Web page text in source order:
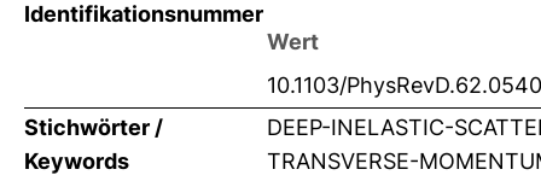
Identifikationsnummer
Wert
10.1103/
Stichwörter /
Keywords
DEEP-INELASTIC-
TRANSVERSE-